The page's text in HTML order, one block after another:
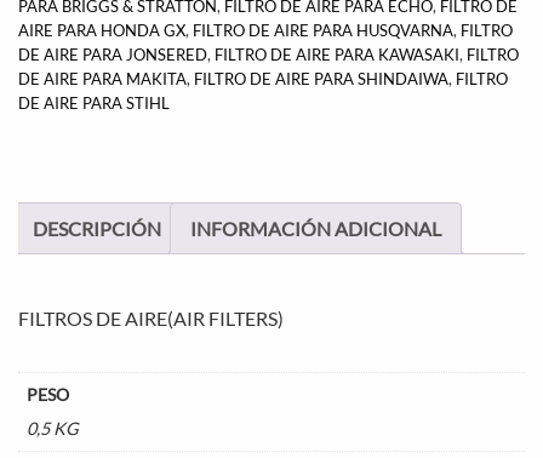
PARA BRIGGS & STRATTON, FILTRO DE AIRE PARA ECHO, FILTRO DE
AIRE PARA HONDA GX, FILTRO DE AIRE PARA HUSQVARNA, FILTRO
DE AIRE PARA JONSERED, FILTRO DE AIRE PARA KAWASAKI, FILTRO
DE AIRE PARA MAKITA, FILTRO DE AIRE PARA SHINDAIWA, FILTRO
DE AIRE PARA STIHL
DESCRIPCIÓN INFORMACIÓN ADICIONAL
FILTROS DE AIRE(AIR FILTERS)
PESO
0,5 KG